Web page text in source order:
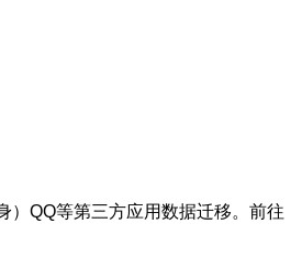
）QQ等第三方应用数据迁移。前往